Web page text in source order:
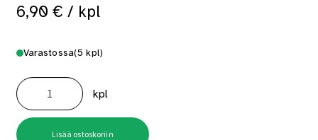
6,90 € / kpl
Varastossa(5 kpl)
Katkoteräveitsi
SVR-
1
9mm
Olfa
määrä
kpl
Lisää ostoskoriin